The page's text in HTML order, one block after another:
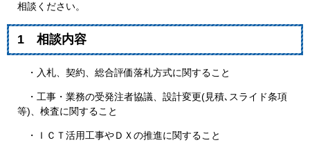
相談ください。
1 相談内容
・入札、契約、総合評価落札方式に関すること
・工事・業務の受発注者協議、設計変更(見積､スライド条項
等)、検査に関すること
・ＩＣＴ活用工事やＤＸの推進に関すること